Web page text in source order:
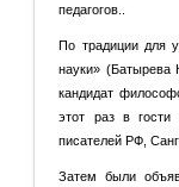
педагогов..
По традиции для
науки» (Батырева
кандидат
этот раз в
писателей РФ,
Затем были